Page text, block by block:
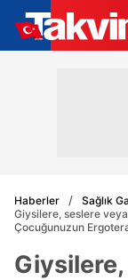
Haberler
Sağlık
Giysilere, seslere
Çocuğunuzun